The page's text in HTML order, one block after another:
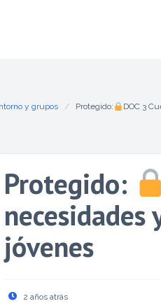
y grupos Protegido: DOC 3
Protegido:
necesidades
jóvenes
2 años atrás